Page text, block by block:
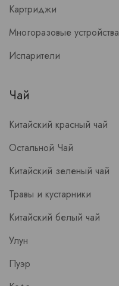
Картриджи
Многоразовые устройства
Испарители
Чай
Китайский красный чай
Остальной Чай
Китайский зеленый чай
Травы и кустарники
Китайский белый чай
Улун
Пуэр